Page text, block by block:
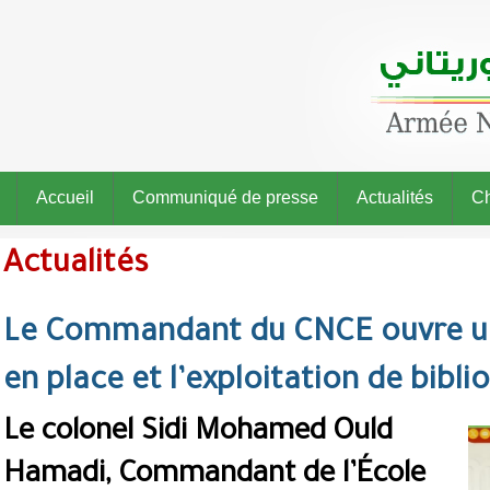
Accueil Communiqué de presse Actualités
Actualités
Le Commandant du CNCE ouvre
en place et l’exploitation de
Le colonel Sidi Mohamed Ould
Hamadi, Commandant de l’École